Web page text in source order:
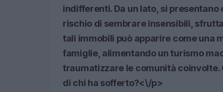
indifferenti. Da un lato, si
rischio di sembrare insensibili,
tali immobili può apparire come una
famiglie, alimentando un turismo
traumatizzare le comunità coinvolte.
di chi ha sofferto?<\/p>